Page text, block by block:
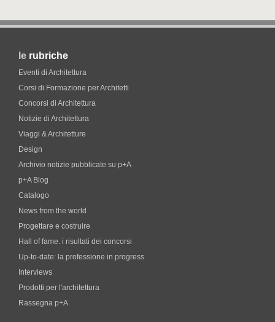
le rubriche
Eventi di Architettura
Corsi di Formazione per Architetti
Concorsi di Architettura
Notizie di Architettura
Viaggi & Architetture
Design
Archivio notizie pubblicate su p+A
p+A Blog
Catalogo
News from the world
Progettare e costruire
Hall of fame. i risultati dei concorsi
Up-to-date: la professione in progress
Interviews
Prodotti per l'architettura
Rassegna p+A